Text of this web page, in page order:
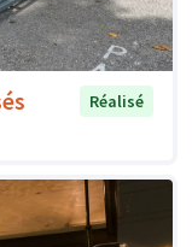
Réalisé